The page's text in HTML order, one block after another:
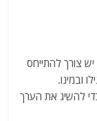
צורך להתייחס
ובמינו.
להשיג את הערך